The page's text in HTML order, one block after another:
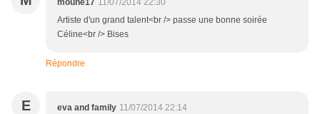
moune17 11/07/2014 22:30
Artiste d'un grand talent<br /> passe une bonne soirée
Céline<br /> Bises
Répondre
E eva and family 11/07/2014 22:14